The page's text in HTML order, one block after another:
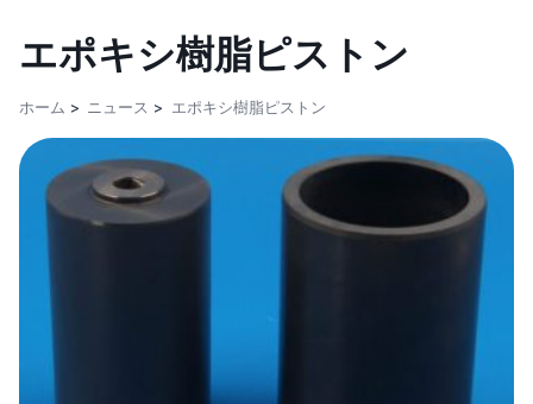
エポキシ樹脂ピストン
ホーム ニュース エポキシ樹脂ピストン